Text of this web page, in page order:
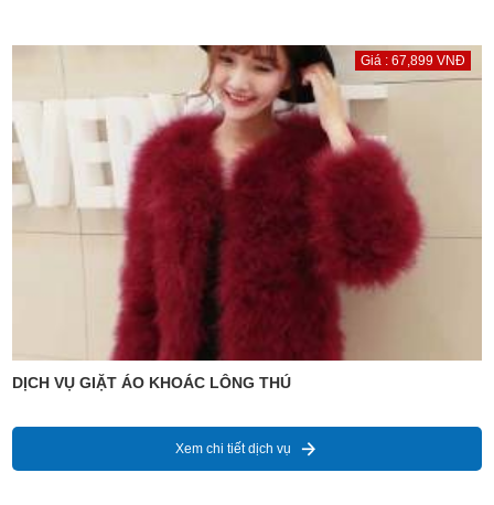
Giá : 67,899 VNĐ
DỊCH VỤ GIẶT ÁO KHOÁC LÔNG THÚ
Xem chi tiết dịch vụ